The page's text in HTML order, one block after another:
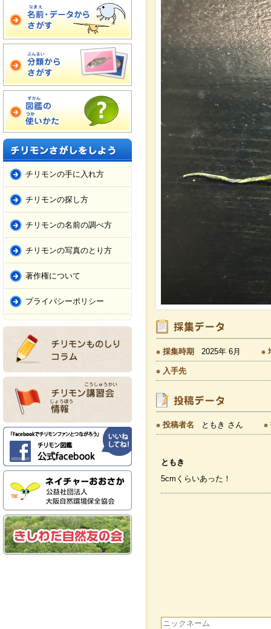
チリモンの手に入れ方
チリモンの探し方
チリモンの名前の調べ方
チリモンの写真のとり方
著作権について
プライバシーポリシー
採集時期 2025年 6月
入手先
投稿者名 ともき さん
ともき
5cmくらいあった！